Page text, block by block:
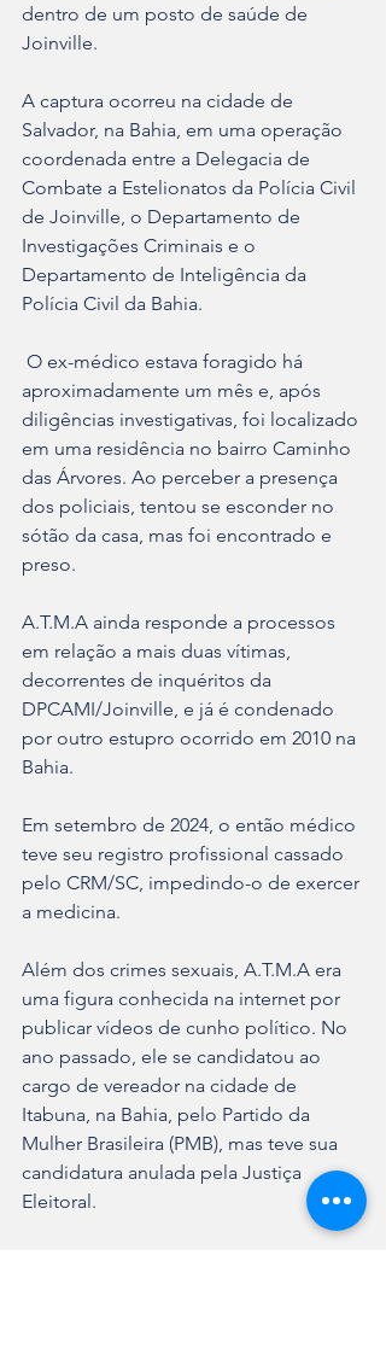
dentro de um posto de saúde de
Joinville.
A captura ocorreu na cidade de
Salvador, na Bahia, em uma operação
coordenada entre a Delegacia de
Combate a Estelionatos da Polícia Civil
de Joinville, o Departamento de
Investigações Criminais e o
Departamento de Inteligência da
Polícia Civil da Bahia.
aproximadamente um mês e, após
diligências investigativas, foi localizado
em uma residência no bairro Caminho
das Árvores. Ao perceber a presença
dos policiais, tentou se esconder no
sótão da casa, mas foi encontrado e
preso.
A.T.M.A ainda responde a processos
em relação a mais duas vítimas,
decorrentes de inquéritos da
DPCAMI/Joinville, e já é condenado
por outro estupro ocorrido em 2010 na
Bahia.
Em setembro de 2024, o então médico
teve seu registro profissional cassado
pelo CRM/SC, impedindo-o de exercer
a medicina.
Além dos crimes sexuais, A.T.M.A era
uma figura conhecida na internet por
publicar vídeos de cunho político. No
ano passado, ele se candidatou ao
cargo de vereador na cidade de
Itabuna, na Bahia, pelo Partido da
Mulher Brasileira (PMB), mas teve sua
candidatura anulada pela Justiça
Eleitoral.